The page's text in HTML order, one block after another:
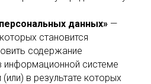
данных» —
становится
содержание
информационной системе
в результате которых